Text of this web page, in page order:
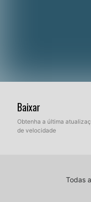
Baixar
Obtenha a última
de velocidade
Todas